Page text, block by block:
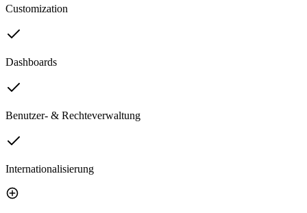
Customization
Dashboards
Benutzer- & Rechteverwaltung
Internationalisierung